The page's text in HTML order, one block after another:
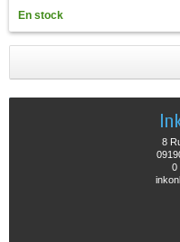
En stock
8
0